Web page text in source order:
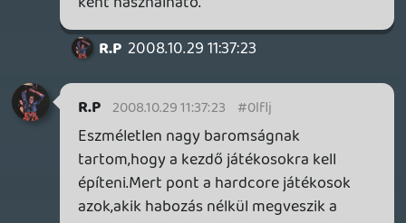
náti 2008.10.29 10:27:36 #0lfli
használja pár ezer ember, ha bevezetnék
hivatalosan, akkor meg tízszer ennyien
beruházás. gondolom nem úgy megy, hogy
megnyomnak egy gombot valahol és a
következő pillanatban már működik
is....egyébként meg oroszokál, cseheknél,
lengyeleknél sincs pedig azok nagyobb